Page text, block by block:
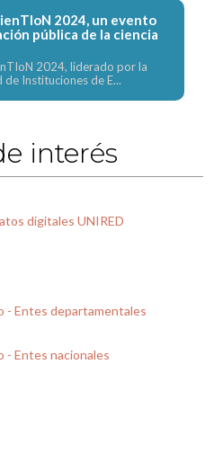
2024, un evento
pública de la ciencia
2024, liderado por la
Instituciones de E...
interés
digitales UNIRED
- Entes departamentales
- Entes nacionales